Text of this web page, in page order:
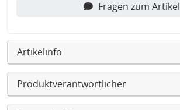
Fragen zum Artikel
Artikelinfo
Produktverantwortlicher